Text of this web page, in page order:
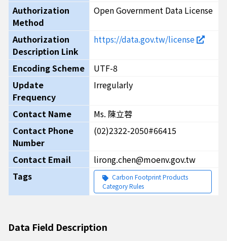
Authorization
Method
Open Government Data License
Authorization
Description Link
https://data.gov.tw/license
Encoding Scheme
UTF-8
Update
Frequency
Irregularly
Contact Name
Ms. 陳立蓉
Contact Phone
Number
(02)2322-2050#66415
Contact Email
lirong.chen@moenv.gov.tw
Tags
Carbon Footprint Products
Category Rules
Data Field Description